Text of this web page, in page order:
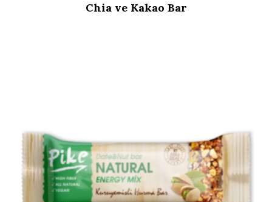
Chia ve Kakao Bar